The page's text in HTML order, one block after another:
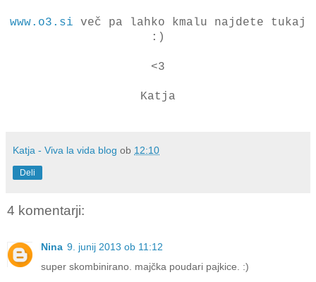
www.o3.si več pa lahko kmalu najdete tukaj
:)
<3
Katja
Katja - Viva la vida blog ob 12:10
Deli
4 komentarji:
Nina 9. junij 2013 ob 11:12
super skombinirano. majčka poudari pajkice. :)